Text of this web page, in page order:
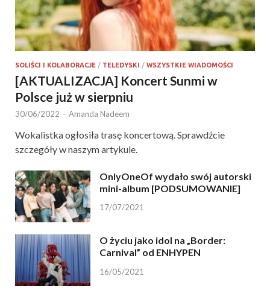
SOLIŚCI I KOLABORACJE / TELEDYSKI / WSZYSTKIE WIADOMOŚCI
[AKTUALIZACJA] Koncert Sunmi w
Polsce już w sierpniu
30/06/2022 - Amanda Nadeem
Wokalistka ogłosiła trasę koncertową. Sprawdźcie
szczegóły w naszym artykule.
OnlyOneOf wydało swój autorski
mini-album [PODSUMOWANIE]
17/07/2021
O życiu jako idol na „Border:
Carnival” od ENHYPEN
16/05/2021